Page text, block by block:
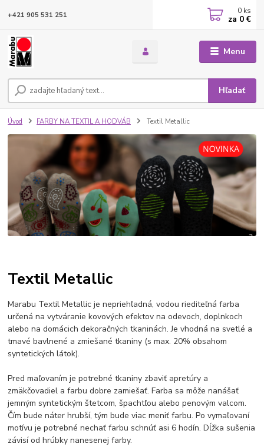
Menu
Hľadať
+421 905 531 251 0 ks
za 0 €
Úvod FARBY NA TEXTIL A HODVÁB Textil Metallic
Textil Metallic
Marabu Textil Metallic je nepriehľadná, vodou riediteľná farba
určená na vytváranie kovových efektov na odevoch, doplnkoch
alebo na domácich dekoračných tkaninách. Je vhodná na svetlé a
tmavé bavlnené a zmiešané tkaniny (s max. 20% obsahom
syntetických látok).
Pred maľovaním je potrebné tkaniny zbaviť apretúry a
zmäkčovadiel a farbu dobre zamiešať. Farba sa môže nanášať
jemným syntetickým štetcom, špachtľou alebo penovým valcom.
Čím bude náter hrubší, tým bude viac meniť farbu. Po vymaľovaní
motívu je potrebné nechať farbu schnúť asi 6 hodín. Dĺžka sušenia
závisí od hrúbky nanesenej farby.